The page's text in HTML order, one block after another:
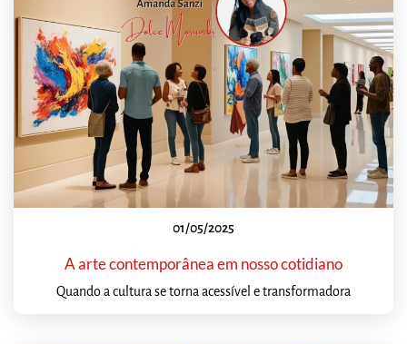
01/05/2025
A arte contemporânea em nosso cotidiano
Quando a cultura se torna acessível e transformadora